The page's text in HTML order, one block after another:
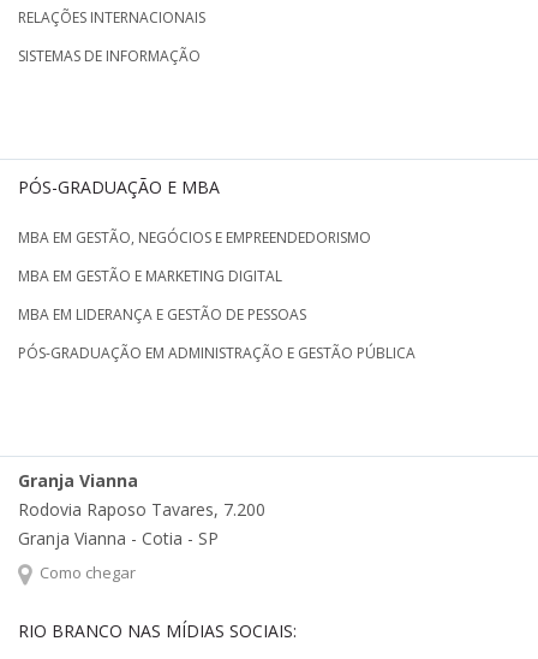
RELAÇÕES INTERNACIONAIS
SISTEMAS DE INFORMAÇÃO
PÓS-GRADUAÇÃO E MBA
MBA EM GESTÃO, NEGÓCIOS E EMPREENDEDORISMO
MBA EM GESTÃO E MARKETING DIGITAL
MBA EM LIDERANÇA E GESTÃO DE PESSOAS
PÓS-GRADUAÇÃO EM ADMINISTRAÇÃO E GESTÃO PÚBLICA
Granja Vianna
Rodovia Raposo Tavares, 7.200
Granja Vianna - Cotia - SP
Como chegar
RIO BRANCO NAS MÍDIAS SOCIAIS: